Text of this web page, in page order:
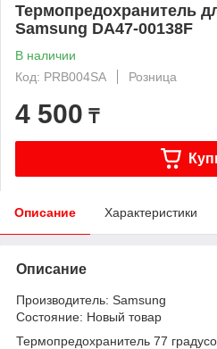
Термопредохранитель
Samsung DA47-00138F
В наличии
Код: PRB004SA
Розница
4 500 ₸
Описание Характеристики
Описание
Производитель: Samsung
Состояние: Новый товар
Термопредохранитель 77